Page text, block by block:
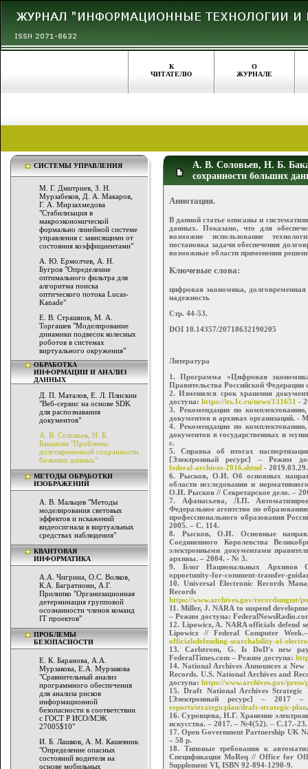
К
ЧИТАТЕЛЮ
О
ЖУРНАЛЕ
СИСТЕМЫ УПРАВЛЕНИЯ
М. Г. Дмитриев, З. Н.
Мурзабеков, Д. А. Макаров,
Г. А. Мирзахмедова
"Стабилизация в
макроэкономической
формально линейной системе
управления с зависящими от
состояния коэффициентами"
А. Ю. Ермолчев, А. Н.
Бугров "Определение
оптимального фильтра для
алгоритма поиска
оптического потока Lucas-
Kanade"
Е. В. Страшнов, М. А.
Торгашев "Моделирование
динамики подвесок колесных
роботов в системах
виртуального окружения"
ОБРАБОТКА
ИНФОРМАЦИИ И АНАЛИЗ
ДАННЫХ
Д. П. Маталов, Е. Л. Плискин
"Веб-сервис на основе SDK
для распознавания
документов"
А. В. Соловьев, Н. Б.
Баканова "Проблемы
долговременной сохранности
больших данных"
МЕТОДЫ ОБРАБОТКИ
ИЗОБРАЖЕНИЙ
А. В. Мальцев "Методы
моделирования световых
эффектов и искажений
видеосигнала в виртуальных
средствах наблюдения"
КВАНТОВАЯ
ИНФОРМАТИКА
А.А. Чигрина, О.С. Волков,
К.А. Багратиони, А.Г.
Прилипко "Организационная
детерминация групповой
осознанности членов команд
IT проектов"
ПРОБЛЕМЫ
БЕЗОПАСНОСТИ
Е. К. Баранова, А.А.
Мурзакова, Е.А. Мурзакова
"Сравнительный анализ
программного обеспечения
для анализа рисков
информационной
безопасности в соответствии
c ГОСТ Р ИСО/МЭК
27005$10"
И. Б. Лашков, А. М. Кашевник
"Определение опасных
состояний водителя на
основе мобильных
А. В. Соловьев, Н. Б.
сохранности больших
Аннотация.
В данной статье описаны и
данных. Показано, что для
возможно использование
постановка задачи обеспечения
возможные области применения
Ключевые слова:
цифровая экономика,
надежность
Стр. 44-53.
DOI 10.14357/20718632190205
Литература
1. Программа «Цифровая
Правительства Российской
2. Изменился срок хранения
доступа: https://its.1c.ru/news/131651 -
3. Рекомендации по
документов в архивах организаций.
4. Рекомендации по
документов в государственных и
с.
5. Справка об итогах
[Электронный ресурс] – Режим
federal-archives-2016.shtml - 2019.03.29.
6. Рысков, О.И. Об основных
области исследования и
О.И. Рысков // Секретарское дело. –
7. Афанасьева, Л.П.
Федеральное агентство по
профессионального образования
2005. – С. 114.
8. Рысков, О.И. Основные
Соединенного Королевства
электронными документами
архивы. – 2004. - № 3.
9. Блог Национальных
opportunity-for-comment-transfer-
10. Universal Electronic Records
Records
https://www.archives.gov/recordsmgmt/
11. Miller, J. NARA to suspend
– Режим доступа:
12. Lipowicz, A. NARA officials defend
Lipowicz // Federal Computer
officialsdefending-searchability-of-
13. Carlstrom, G. Is DoD's new
FederalTimes.com – Режим доступа:
14. National Archives Announces a
Records. U.S. National Archives and
доступа: https://www.archives.gov/press/
15. Draft National Archives Strategic
[Электронный ресурс] – 2017
reports/strategicplan/draft-strategic-plan.
16. Суровцева, Н.Г. Хранение
искусства. – 2017. – №4(52). – С.17.-23.
17. Open Government Partnership UK
– 58 p.
18. Типовые требования к
Спецификация MoReq // Office for
Supplement VI, ISBN 92-894-1290-9.